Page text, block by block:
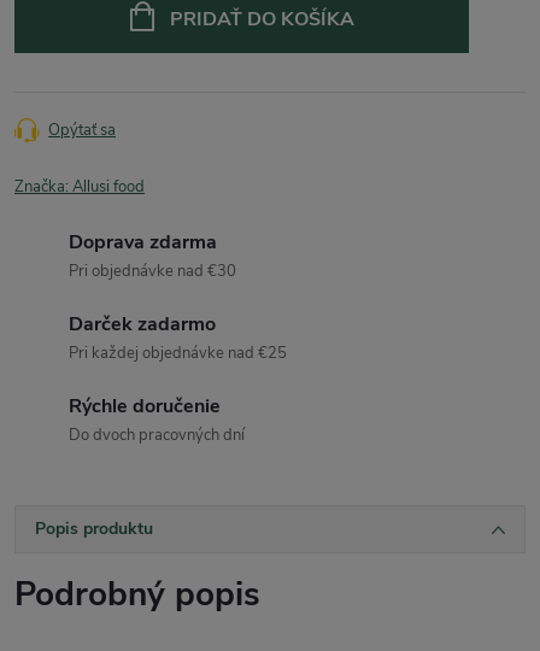
PRIDAŤ DO KOŠÍKA
Opýtať sa
Značka: Allusi food
Doprava zdarma
Pri objednávke nad €30
Darček zadarmo
Pri každej objednávke nad €25
Rýchle doručenie
Do dvoch pracovných dní
Popis produktu
Podrobný popis